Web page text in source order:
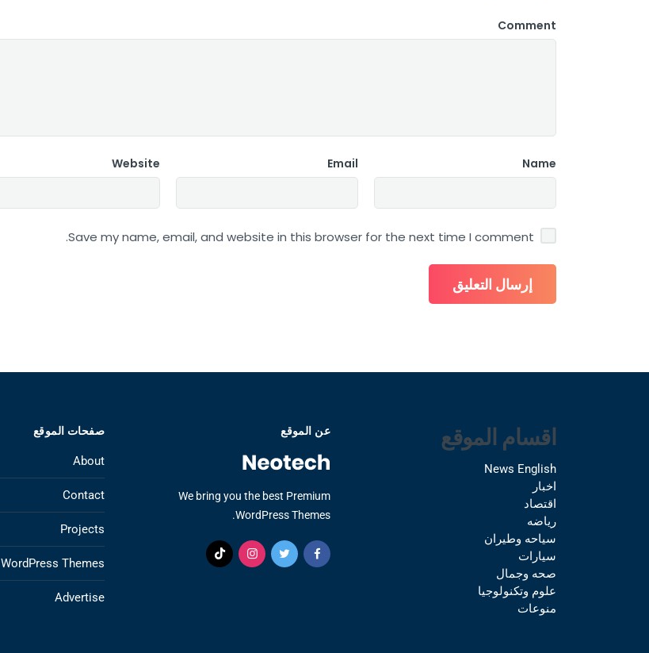
Comment
Name
Email
Website
Save my name, email, and website in this browser for the next time I comment.
اقسام الموقع
News English
اخبار
اقتصاد
رياضه
سياحه وطيران
سيارات
صحه وجمال
علوم وتكنولوجيا
منوعات
عن الموقع
We bring you the best Premium
WordPress Themes.
صفحات الموقع
About
Contact
Projects
WordPress Themes
Advertise